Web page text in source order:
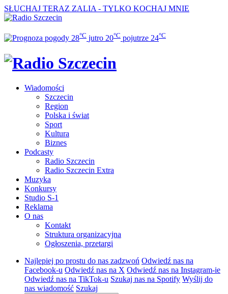
SŁUCHAJ TERAZ ZALIA - TYLKO KOCHAJ MNIE
28°C jutro 20°C pojutrze 24°C
Wiadomości
Szczecin
Region
Polska i świat
Sport
Kultura
Biznes
Podcasty
Radio Szczecin
Radio Szczecin Extra
Muzyka
Konkursy
Studio S-1
Reklama
O nas
Kontakt
Struktura organizacyjna
Ogłoszenia, przetargi
Najlepiej po prostu do nas zadzwoń Odwiedź nas na
Facebook-u Odwiedź nas na X Odwiedź nas na Instagram-ie
Odwiedź nas na TikTok-u Szukaj nas na Spotify Wyślij do
nas wiadomość Szukaj